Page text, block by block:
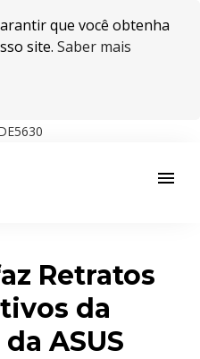
que você obtenha
site. Saber mais
menu
Retratos
da
ASUS